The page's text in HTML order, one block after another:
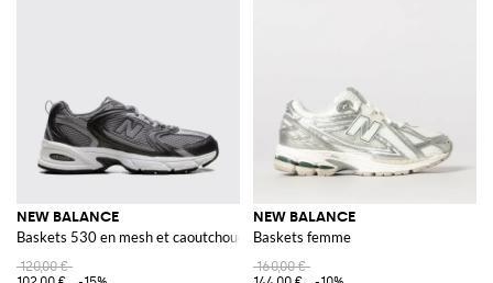
NEW BALANCE
Baskets 530 en mesh et caoutchouc
120,00 €
NEW BALANCE
Baskets femme
160,00 €